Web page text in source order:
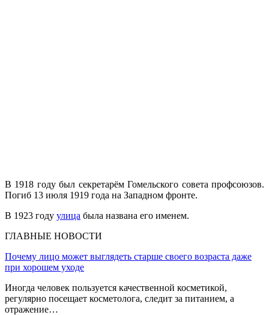
В 1918 году был секретарём Гомельского совета профсоюзов.
Погиб 13 июля 1919 года на Западном фронте.
В 1923 году улица была названа его именем.
ГЛАВНЫЕ НОВОСТИ
Почему лицо может выглядеть старше своего возраста даже
при хорошем уходе
Иногда человек пользуется качественной косметикой,
регулярно посещает косметолога, следит за питанием, а
отражение…